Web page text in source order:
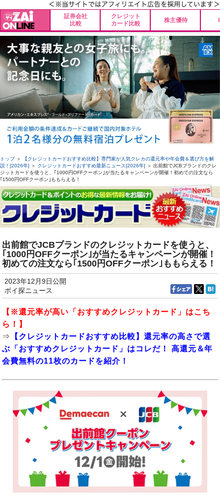
証券会社
比較
クレジット
カード比較
株主優待
トップ＞
【クレジットカードおすすめ比較】専門家が人気クレカの還元率や年会費＆選び方を解
説！[2026年] ＞ クレジットカードおすすめ最新ニュース[2026年] ＞ 出前館でJCBブランドのクレ
ジットカードを使うと、｢1000円OFFクーポン｣が当たるキャンペーンが開催！初めての注文なら
｢1500円OFFクーポン｣ももらえる！
出前館でJCBブランドのクレジットカードを使うと、
｢1000円OFFクーポン｣が当たるキャンペーンが開催！
初めての注文なら｢1500円OFFクーポン｣ももらえる！
2023年12月9日公開
ポイ探ニュース
【※還元率が高い「おすすめクレジットカード」はこち
ら！】
⇒
【クレジットカードおすすめ比較】還元率の高さで選
ぶ「おすすめクレジットカード」はコレだ！ 高還元＆年
会費無料の11枚のカードを紹介！